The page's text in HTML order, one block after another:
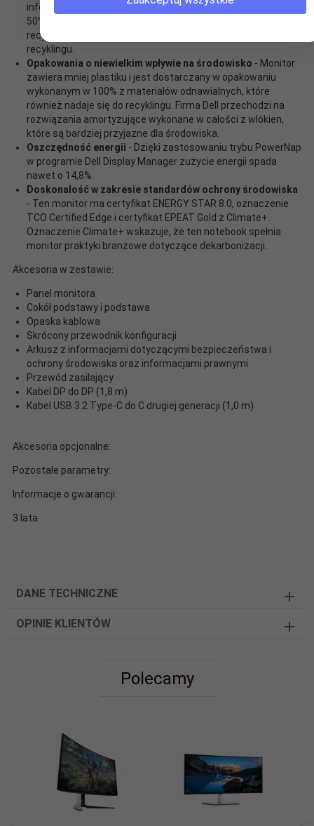
informatycznych w obiegu zamkniętym - stal pochodząca w
50% z recyklingu, aluminium pochodzące w 100% z
recyklingu i szkło pochodzące w co najmniej 20% z
recyklingu.
Opakowania o niewielkim wpływie na środowisko - Monitor
zawiera mniej plastiku i jest dostarczany w opakowaniu
wykonanym w 100% z materiałów odnawialnych, które
również nadaje się do recyklingu. Firma Dell przechodzi na
rozwiązania amortyzujące wykonane w całości z włókien,
które są bardziej przyjazne dla środowiska.
Oszczędność energii - Dzięki zastosowaniu trybu PowerNap
w programie Dell Display Manager zużycie energii spada
nawet o 14,8%.
Doskonałość w zakresie standardów ochrony środowiska
- Ten monitor ma certyfikat ENERGY STAR 8.0, oznaczenie
TCO Certified Edge i certyfikat EPEAT Gold z Climate+.
Oznaczenie Climate+ wskazuje, że ten notebook spełnia
monitor praktyki branżowe dotyczące dekarbonizacji.
Akcesoria w zestawie:
Panel monitora
Cokół podstawy i podstawa
Opaska kablowa
Skrócony przewodnik konfiguracji
Arkusz z informacjami dotyczącymi bezpieczeństwa i
ochrony środowiska oraz informacjami prawnymi
Przewód zasilający
Kabel DP do DP (1,8 m)
Kabel USB 3.2 Type-C do C drugiej generacji (1,0 m)
Akcesoria opcjonalne:
Pozostałe parametry:
Informacje o gwarancji:
3 lata
DANE TECHNICZNE
OPINIE KLIENTÓW
Polecamy